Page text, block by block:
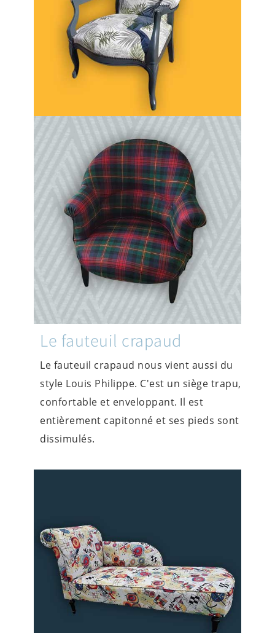
Le fauteuil crapaud
Le fauteuil crapaud nous vient aussi du
style Louis Philippe. C'est un siège trapu,
confortable et enveloppant. Il est
entièrement capitonné et ses pieds sont
dissimulés.